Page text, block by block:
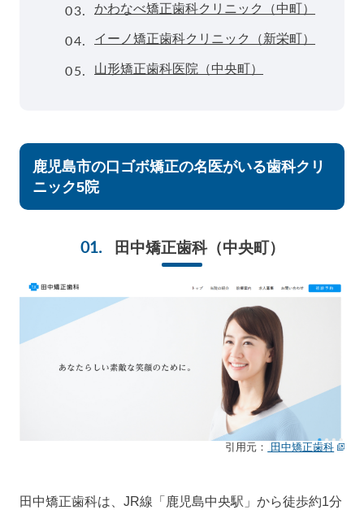
03. かわなべ矯正歯科クリニック（中町）
04. イーノ矯正歯科クリニック（新栄町）
05. 山形矯正歯科医院（中央町）
鹿児島市の口ゴボ矯正の名医がいる歯科クリ
ニック5院
田中矯正歯科（中央町）
引用元： 田中矯正歯科
田中矯正歯科は、JR線「鹿児島中央駅」から徒歩約1分